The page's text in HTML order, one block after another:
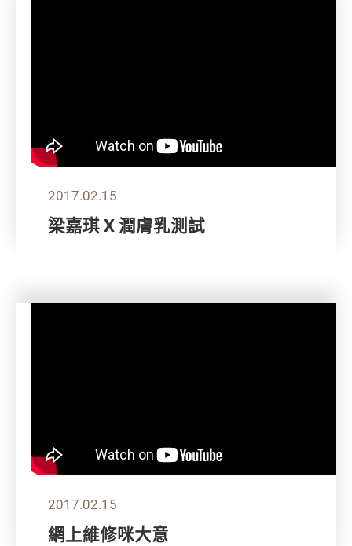
2017.02.15
梁嘉琪 X 潤膚乳測試
2017.02.15
網上維修咪大意